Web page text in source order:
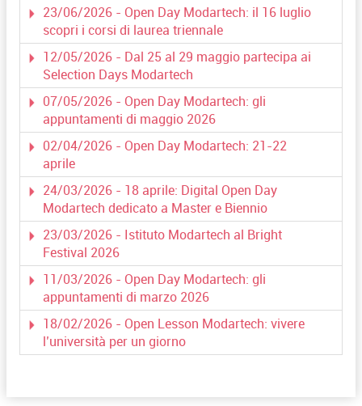
23/06/2026 - Open Day Modartech: il 16 luglio
scopri i corsi di laurea triennale
12/05/2026 - Dal 25 al 29 maggio partecipa ai
Selection Days Modartech
07/05/2026 - Open Day Modartech: gli
appuntamenti di maggio 2026
02/04/2026 - Open Day Modartech: 21-22
aprile
24/03/2026 - 18 aprile: Digital Open Day
Modartech dedicato a Master e Biennio
23/03/2026 - Istituto Modartech al Bright
Festival 2026
11/03/2026 - Open Day Modartech: gli
appuntamenti di marzo 2026
18/02/2026 - Open Lesson Modartech: vivere
l’università per un giorno